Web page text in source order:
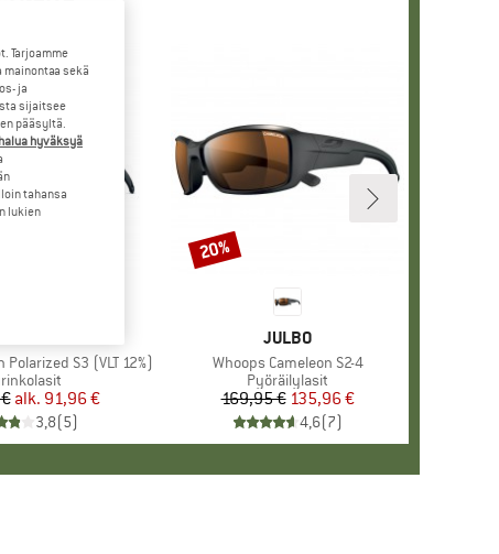
S3 (VLT 12%)
Hinta
Alennettu hinta
alk. 91,96 €
3,8(5)
MERKKI
JULBO
Tuote
Whoops Cameleon S2-4
Tuoteryhmä
Pyöräilylasit
Hinta
169,95 € Alennettu hinta
135,96 €
4,6(7)
Alennus
20%
Tarjoamme
sekä
ja
sijaitsee
pääsyltä.
hyväksyä
tahansa
lukien